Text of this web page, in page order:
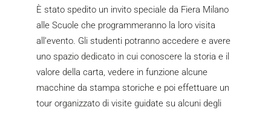
È stato spedito un invito speciale da Fiera Milano
alle Scuole che programmeranno la loro visita
all’evento. Gli studenti potranno accedere e avere
uno spazio dedicato in cui conoscere la storia e il
valore della carta, vedere in funzione alcune
macchine da stampa storiche e poi effettuare un
tour organizzato di visite guidate su alcuni degli